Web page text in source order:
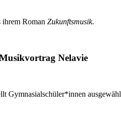
ihrem Roman Zukunftsmusik.
Nelavie
Gymnasialschüler*innen